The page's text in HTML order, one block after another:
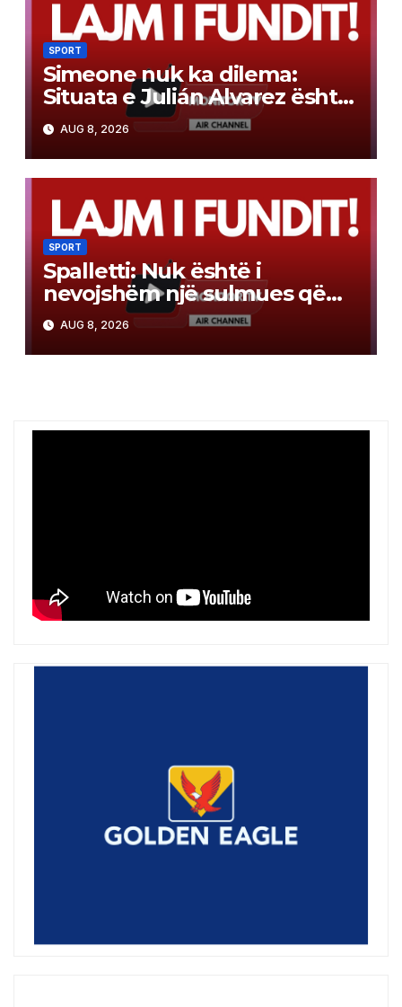
SPORT
Simeone nuk ka dilema:
Situata e Julián Alvarez është
e qartë, klubi ka marrë një
vendim
AUG 8, 2026
SPORT
Spalletti: Nuk është i
nevojshëm një sulmues që
shënon 20 gola. “Europa
League”, më impenjative se
Champions-i
AUG 8, 2026